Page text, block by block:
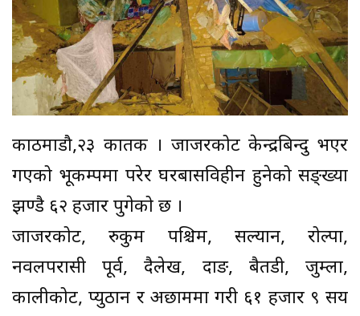
काठमाडौ,२३ कार्तिक । जाजरकोट केन्द्रबिन्दु भएर
गएको भूकम्पमा परेर घरबासविहीन हुनेको सङ्ख्या
झण्डै ६२ हजार पुगेको छ ।
जाजरकोट, रुकुम पश्चिम, सल्यान, रोल्पा,
नवलपरासी पूर्व, दैलेख, दाङ, बैतडी, जुम्ला,
कालीकोट, प्युठान र अछाममा गरी ६१ हजार ९ सय